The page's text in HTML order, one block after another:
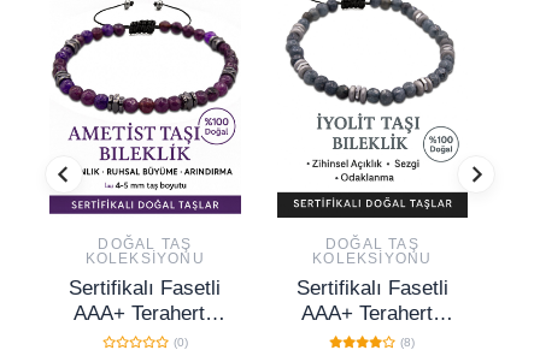
DOĞAL TAŞ
KOLEKSIYONU
Sertifikalı Fasetli
AAA+ Terahertz
ve Ametist İnce
(0)
DOĞAL TAŞ
KOLEKSIYONU
Sertifikalı Fasetli
AAA+ Terahertz
ve İyolit Taşı
(8)